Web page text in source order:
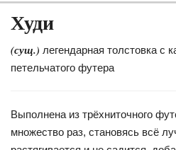
Худи
(сущ.) легендарная толстовка с
петельчатого футера
Выполнена из трёхниточного
множество раз, становясь всё